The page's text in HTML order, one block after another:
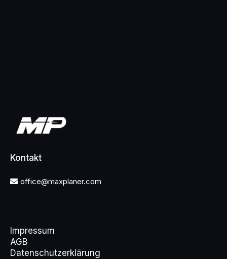
Kontakt
office@maxplaner.com
Impressum
AGB
Datenschutzerklärung